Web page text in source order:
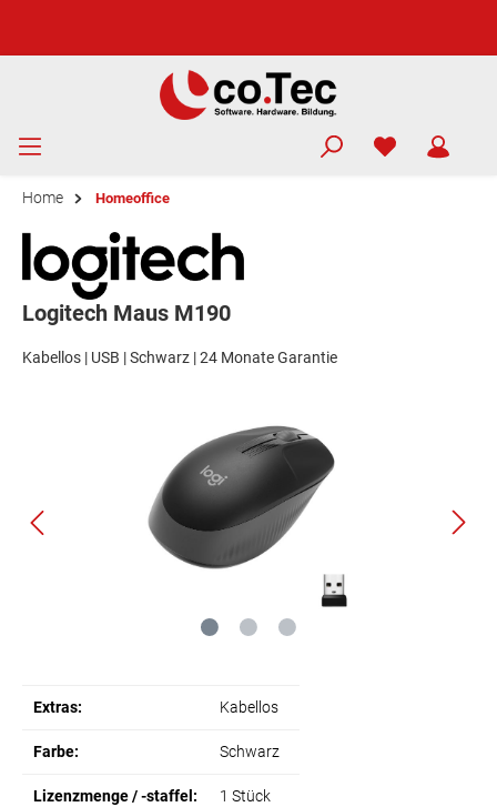
Home Homeoffice
Logitech Maus M190
Kabellos | USB | Schwarz | 24 Monate Garantie
Extras: Kabellos
Farbe: Schwarz
Lizenzmenge / -staffel: 1 Stück